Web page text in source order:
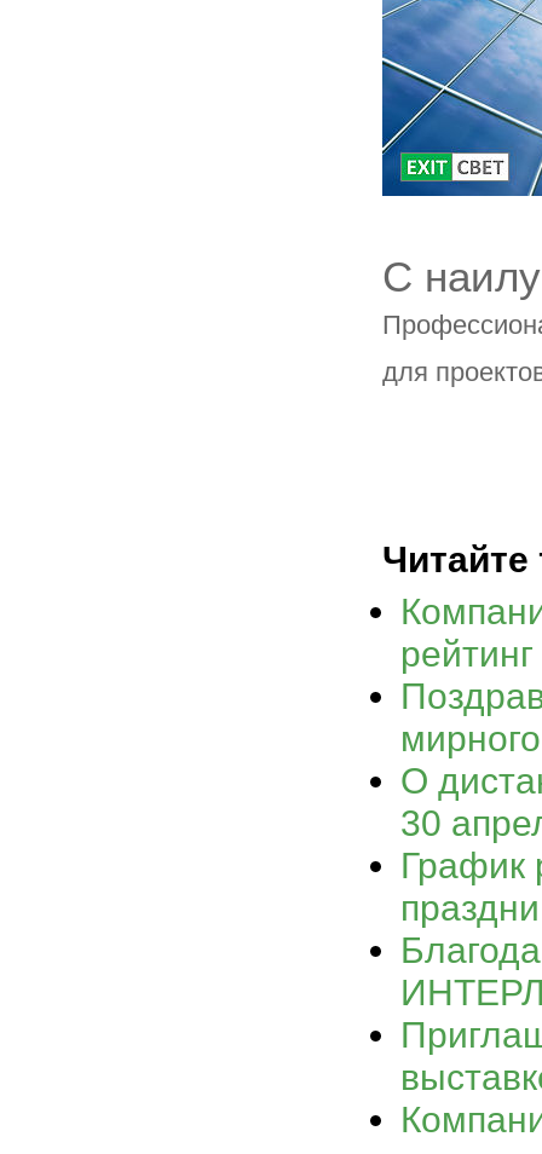
С
для
Читайте
О
30
График